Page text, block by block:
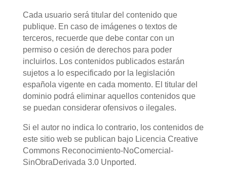
Cada usuario será titular del contenido que
publique. En caso de imágenes o textos de
terceros, recuerde que debe contar con un
permiso o cesión de derechos para poder
incluirlos. Los contenidos publicados estarán
sujetos a lo especificado por la legislación
española vigente en cada momento. El titular del
dominio podrá eliminar aquellos contenidos que
se puedan considerar ofensivos o ilegales.
Si el autor no indica lo contrario, los contenidos de
este sitio web se publican bajo Licencia Creative
Commons Reconocimiento-NoComercial-
SinObraDerivada 3.0 Unported.